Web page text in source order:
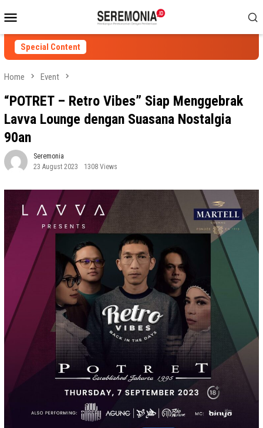
to
contentMenu
Special Content
Home Event
“POTRET – Retro Vibes” Siap Menggebrak
Lavva Lounge dengan Suasana Nostalgia
90an
Seremonia
23 August 2023
1308 Views